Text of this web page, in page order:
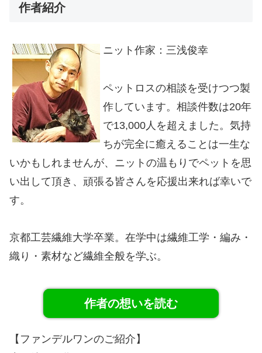
作者紹介
ニット作家：三浅俊幸
ペットロスの相談を受けつつ製
作しています。相談件数は20年
で13,000人を超えました。気持
ちが完全に癒えることは一生な
いかもしれませんが、ニットの温もりでペットを思
い出して頂き、頑張る皆さんを応援出来れば幸いで
す。
京都工芸繊維大学卒業。在学中は繊維工学・編み・
織り・素材など繊維全般を学ぶ。
作者の想いを読む
【ファンデルワンのご紹介】